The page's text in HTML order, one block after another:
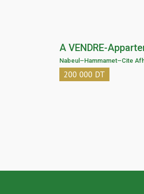
A VENDRE-
Nabeul –Hammamet–Cite
200 000 DT